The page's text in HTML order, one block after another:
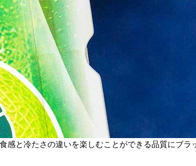
と冷たさの違いを楽しむことができる品質にブラ